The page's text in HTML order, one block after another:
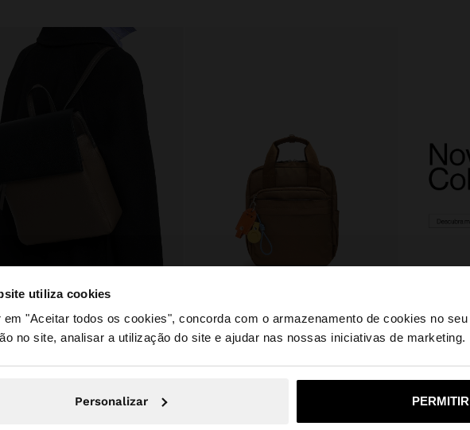
utiliza cookies
em "Aceitar todos os cookies", concorda com o armazenamento de cookies no
no site, analisar a utilização do site e ajudar nas nossas iniciativas de marketing.
Personalizar
olá
a aceder ao site a partir de Portugal. Deseja navegar no nosso site
Sim,
€ 12,99 € 54% 25,99 € 17,99 € 31%